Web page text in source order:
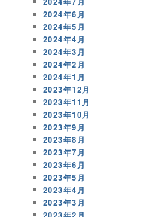
2024年6月
2024年5月
2024年4月
2024年3月
2024年2月
2024年1月
2023年12月
2023年11月
2023年10月
2023年9月
2023年8月
2023年7月
2023年6月
2023年5月
2023年4月
2023年3月